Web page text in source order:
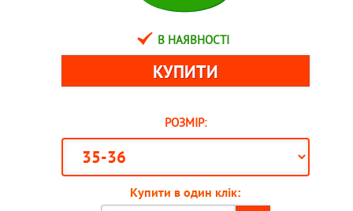
В НАЯВНОСТІ
РОЗМІР:
Купити в один клік: